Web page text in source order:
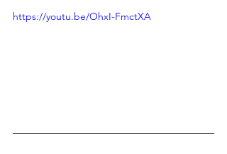
https://youtu.be/OhxI-FmctXA